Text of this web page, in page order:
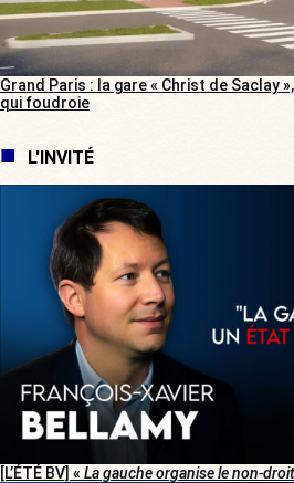
Grand Paris : la gare « Christ de Saclay
qui foudroie
L'INVITÉ
[L’ÉTÉ BV] « La gauche organise le non-droit